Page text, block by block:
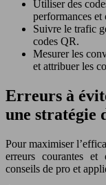
Utiliser des
performances et
Suivre le trafic
codes QR.
Mesurer les
et attribuer les
Erreurs à
une stratégie
Pour maximiser
erreurs courantes et
conseils de pro et